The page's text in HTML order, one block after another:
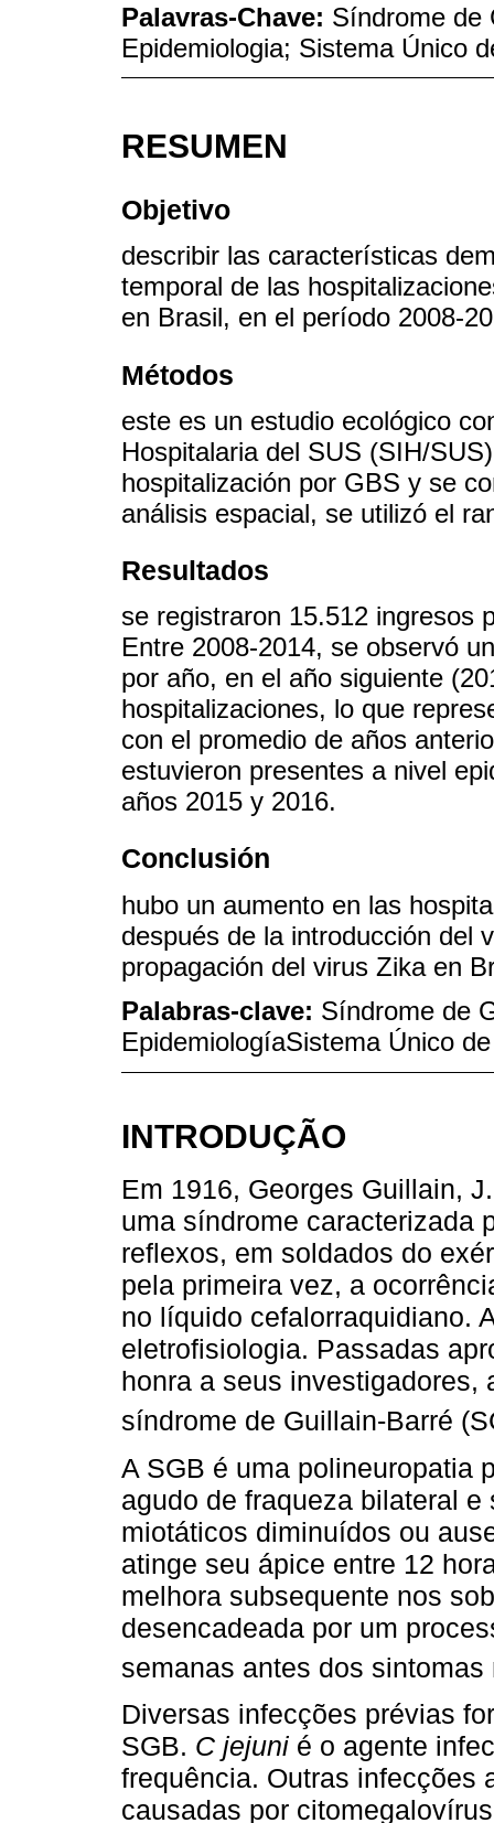
Palavras-Chave: Síndrome de
Epidemiologia; Sistema Único
RESUMEN
Objetivo
describir las características
temporal de las
en Brasil, en el período 2008-
Métodos
este es un estudio ecológico
Hospitalaria del SUS (SIH/
hospitalización por GBS y se
análisis espacial, se utilizó el
Resultados
se registraron 15.512 ingresos
Entre 2008-2014, se observó
por año, en el año siguiente
hospitalizaciones, lo que
con el promedio de años
estuvieron presentes a nivel
años 2015 y 2016.
Conclusión
hubo un aumento en las
después de la introducción del
propagación del virus Zika en
Palabras-clave: Síndrome de
EpidemiologíaSistema Único
INTRODUÇÃO
Em 1916, Georges Guillain,
uma síndrome caracterizada
reflexos, em soldados do
pela primeira vez, a
no líquido cefalorraquidiano.
eletrofisiologia. Passadas
honra a seus investigadores,
síndrome de Guillain-Barré
A SGB é uma polineuropatia
agudo de fraqueza bilateral
miotáticos diminuídos ou
atinge seu ápice entre 12
melhora subsequente nos
desencadeada por um
semanas antes dos sintomas
Diversas infecções prévias
SGB. C jejuni é o agente
frequência. Outras infecções
causadas por